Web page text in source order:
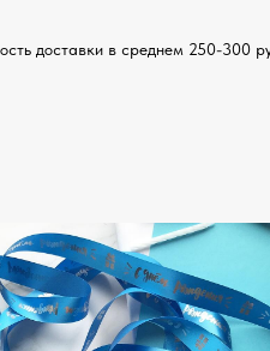
доставки в среднем 250-300